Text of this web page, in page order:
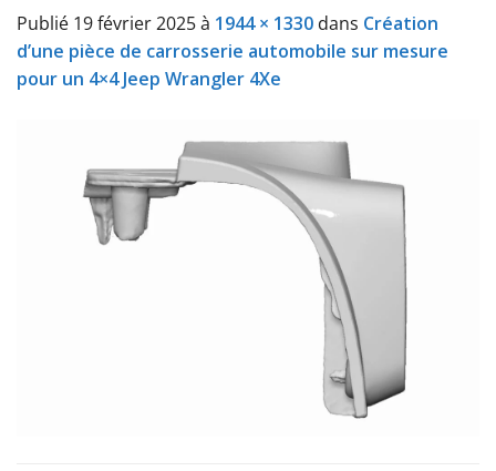
Publié 19 février 2025à 1944 × 1330 dans Création
d’une pièce de carrosserie automobile sur mesure
pour un 4×4 Jeep Wrangler 4Xe